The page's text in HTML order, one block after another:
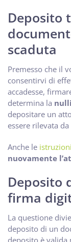
Deposito
scaduta
Premesso che il
consentirvi di
accadesse,
determina la
depositare un
essere rilevata
Anche le
nuovamente
Deposito
firma
La questione
deposito di un